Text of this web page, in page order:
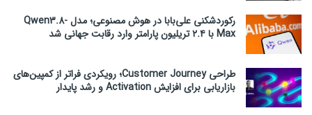
رکوردشکنی علی‌بابا در هوش مصنوعی؛ مدل Qwen3.8-
Max با ۲.۴ تریلیون پارامتر وارد رقابت جهانی شد
طراحی Customer Journey؛ رویکردی فراتر از کمپین‌های
بازاریابی برای افزایش Activation و رشد پایدار